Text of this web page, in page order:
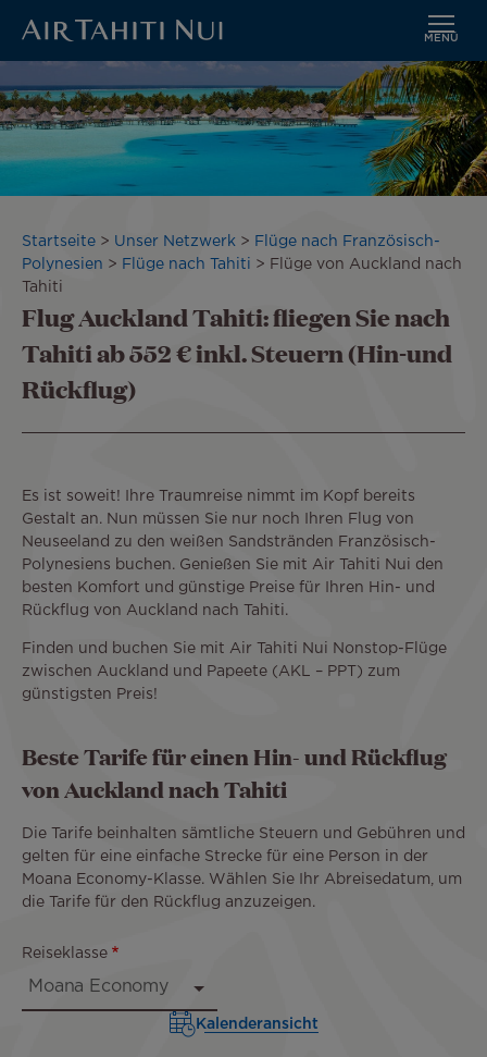
Hauptinhalt
wechseln
MENÜ
Pfadnavigation
Startseite Unser Netzwerk
Flüge nach Französisch-
Polynesien
Flüge nach Tahiti
Flüge von Auckland nach
Tahiti
Flug Auckland Tahiti: fliegen Sie nach
Tahiti ab 552 € inkl. Steuern (Hin-und
Rückflug)
Es ist soweit! Ihre Traumreise nimmt im Kopf bereits
Gestalt an. Nun müssen Sie nur noch Ihren Flug von
Neuseeland zu den weißen Sandstränden Französisch-
Polynesiens buchen. Genießen Sie mit Air Tahiti Nui den
besten Komfort und günstige Preise für Ihren Hin- und
Rückflug von Auckland nach Tahiti.
Finden und buchen Sie mit Air Tahiti Nui Nonstop-Flüge
zwischen Auckland und Papeete (AKL – PPT) zum
günstigsten Preis!
Beste Tarife für einen Hin- und Rückflug
von Auckland nach Tahiti
Die Tarife beinhalten sämtliche Steuern und Gebühren und
gelten für eine einfache Strecke für eine Person in der
Moana Economy-Klasse. Wählen Sie Ihr Abreisedatum, um
die Tarife für den Rückflug anzuzeigen.
Reiseklasse
Kalenderansicht